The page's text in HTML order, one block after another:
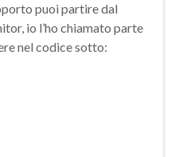
puoi partire dal
io l’ho chiamato parte
nel codice sotto: